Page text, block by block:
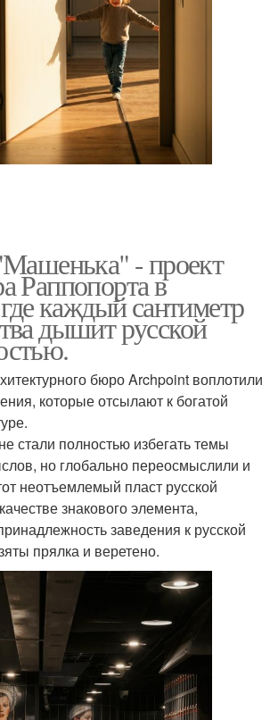
- проект
Раппопорта в
каждый сантиметр
дышит русской
бюро Archpoint воплотили
которые отсылают к богатой
стали полностью избегать темы
но глобально переосмыслили и
неотъемлемый пласт русской
знакового элемента,
заведения к русской
прялка и веретено.